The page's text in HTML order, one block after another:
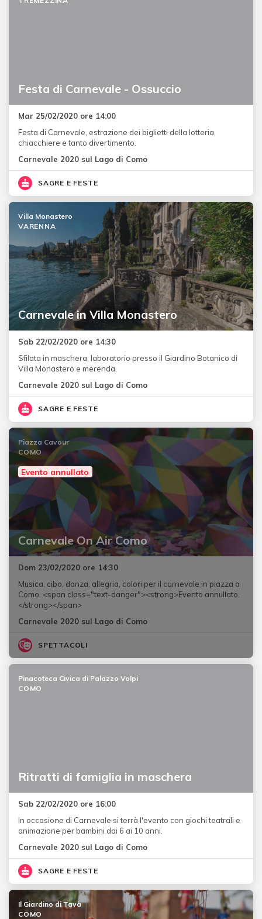
Festa di Carnevale - Ossuccio
Mar 25/02/2020 ore 14:00
Festa di Carnevale, estrazione dei biglietti della lotteria,
chiacchiere e tanto divertimento.
Carnevale 2020 sul Lago di Como
SAGRE E FESTE
Carnevale in Villa Monastero
Villa Monastero
VARENNA
Sab 22/02/2020 ore 14:30
Sfilata in maschera, laboratorio presso il Giardino Botanico di
Villa Monastero e merenda.
Carnevale 2020 sul Lago di Como
SAGRE E FESTE
Carnevale On Air Como
Piazza Cavour
COMO
Evento annullato
Dom 23/02/2020 ore 14:30
Musica, cibo, danza, allegria, colori per il carnevale in piazza a
Como. <span class="text-danger"><strong>Evento annullato.
</strong></span>
Carnevale 2020 sul Lago di Como
SPETTACOLI
Ritratti di famiglia in maschera
Pinacoteca Civica di Palazzo Volpi
COMO
Sab 22/02/2020 ore 16:00
In occasione di Carnevale si terrà l'evento con giochi teatrali e
animazione per bambini dai 6 ai 10 anni.
Carnevale 2020 sul Lago di Como
SAGRE E FESTE
Il Giardino di Tavà
COMO